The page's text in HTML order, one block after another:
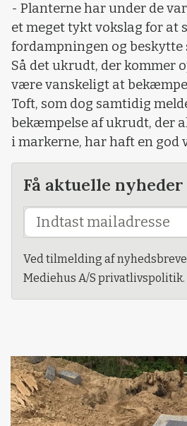
- Planterne har under de
et meget tykt vokslag for at
fordampningen og
Så det ukrudt, der kommer
være vanskeligt at
Toft, som dog samtidig
bekæmpelse af ukrudt, der
i markerne, har haft en god
Få aktuelle
Ved tilmelding af
Mediehus A/S privatlivspolitik.